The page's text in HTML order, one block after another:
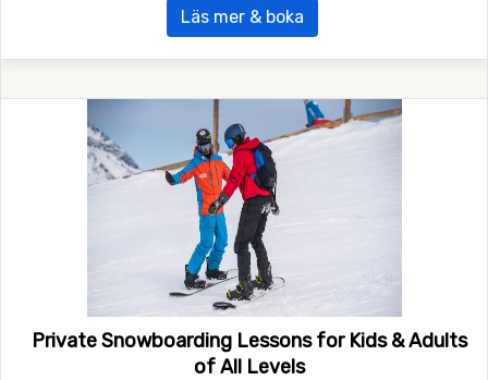
Läs mer & boka
Private Snowboarding Lessons for Kids & Adults
of All Levels